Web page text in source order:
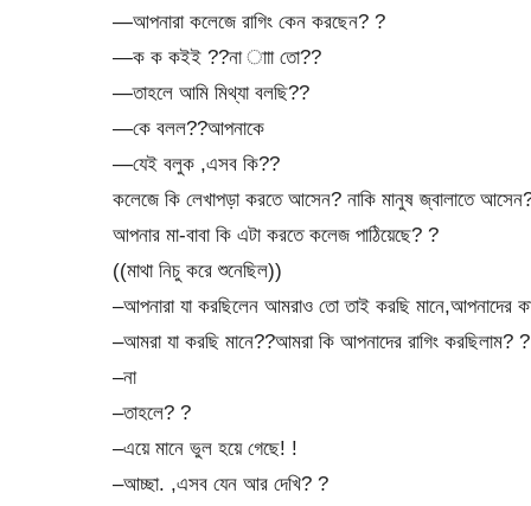
—আপনারা কলেজে রাগিং কেন করছেন? ?
—ক ক কইই ??না াাা তো??
—তাহলে আমি মিথ্যা বলছি??
—কে বলল??আপনাকে
—যেই বলুক ,এসব কি??
কলেজে কি লেখাপড়া করতে আসেন? নাকি মানুষ জ্বালাতে
আপনার মা-বাবা কি এটা করতে কলেজ পাঠিয়েছে? ?
((মাথা নিচু করে শুনেছিল))
–আপনারা যা করছিলেন আমরাও তো তাই করছি মানে,আপনাদের
–আমরা যা করছি মানে??আমরা কি আপনাদের রাগিং করছিলাম? ?
–না
–তাহলে? ?
–এয়ে মানে ভুল হয়ে গেছে! !
–আচ্ছা. ,এসব যেন আর দেখি? ?